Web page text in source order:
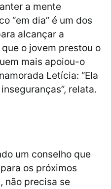
a mente
“em dia” é um dos
alcançar a
o jovem prestou o
mais apoiou-o
Letícia: “Ela
relata.
um conselho que
os próximos
não precisa se